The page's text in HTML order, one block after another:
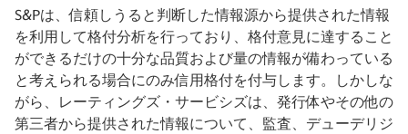
S&Pは、信頼しうると判断した情報源から提供された情報
を利用して格付分析を行っており、格付意見に達すること
ができるだけの十分な品質および量の情報が備わっている
と考えられる場合にのみ信用格付を付与します。しかしな
がら、レーティングズ・サービシズは、発行体やその他の
第三者から提供された情報について、監査、デューデリジ